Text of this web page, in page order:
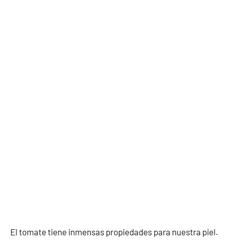
El tomate tiene inmensas propiedades para nuestra piel.